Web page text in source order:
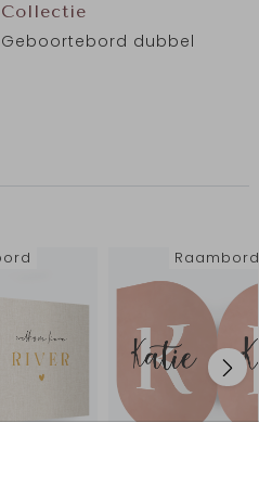
Collectie
Geboortebord dubbel
Raambord